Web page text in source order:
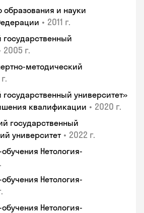
образования и науки
• 2011 г.
государственный
2005 г.
методический
государственный университет»
квалификации • 2020 г.
государственный
университет • 2022 г.
Нетология-
Нетология-
Нетология-